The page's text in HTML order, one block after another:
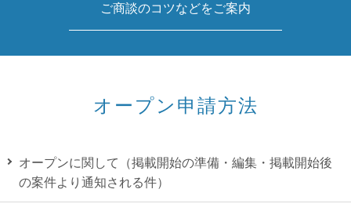
ご商談のコツなどをご案内
オープン申請方法
オープンに関して（掲載開始の準備・編集・掲載開始後
の案件より通知される件）